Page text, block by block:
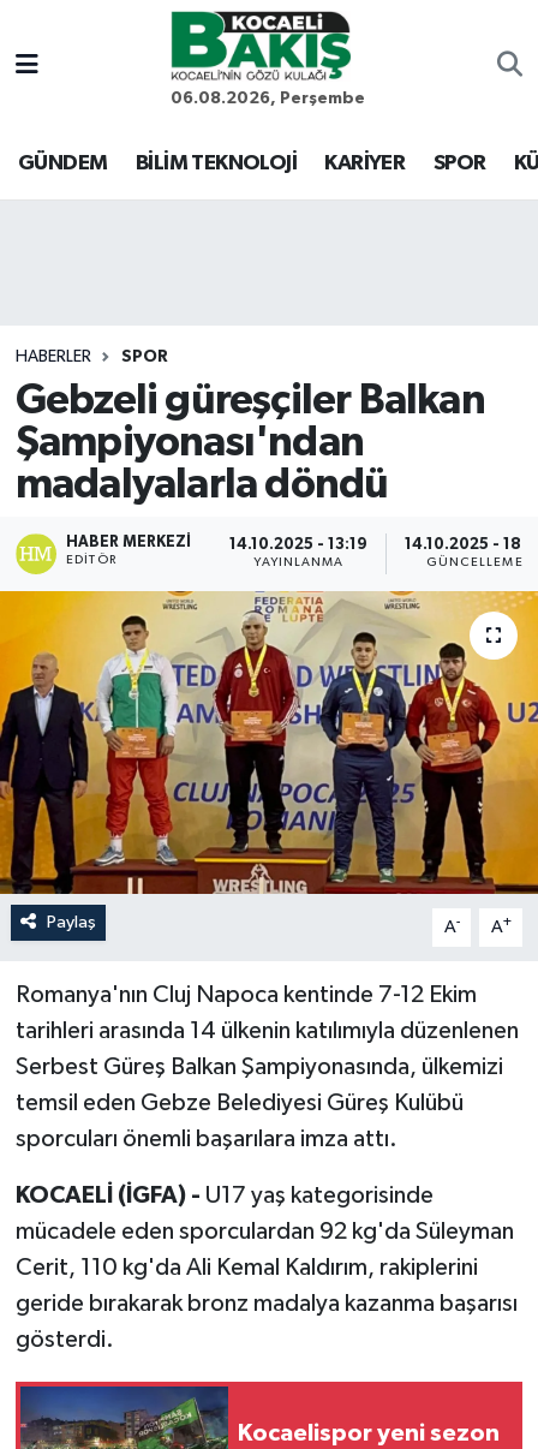
06.08.2026, Perşembe
GÜNDEM BİLİM TEKNOLOJİ KARİYER SPOR
HABERLER SPOR
Gebzeli güreşçiler Balkan
Şampiyonası'ndan
madalyalarla döndü
HABER MERKEZI
EDITÖR
14.10.2025 - 13:19
YAYINLANMA
14.10.2025 -
GÜNCELLEME
Paylaş A- A+
Romanya'nın Cluj Napoca kentinde 7-12 Ekim
tarihleri arasında 14 ülkenin katılımıyla düzenlenen
Serbest Güreş Balkan Şampiyonasında, ülkemizi
temsil eden Gebze Belediyesi Güreş Kulübü
sporcuları önemli başarılara imza attı.
KOCAELİ (İGFA) - U17 yaş kategorisinde
mücadele eden sporculardan 92 kg'da Süleyman
Cerit, 110 kg'da Ali Kemal Kaldırım, rakiplerini
geride bırakarak bronz madalya kazanma başarısı
gösterdi.
Kocaelispor yeni sezon
Kocaeli Nöbetçi Eczaneler
Kocaeli Hava Durumu
Son Dakika Haberleri
Haber Arşivi